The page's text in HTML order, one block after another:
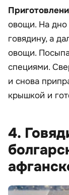
овощи. На дно
говядину, а
овощи.
специями.
и снова
крышкой и
4.